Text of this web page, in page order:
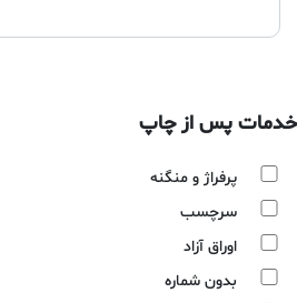
خدمات پس از چاپ
پرفراژ و منگنه
سرچسب
اوراق آزاد
بدون شماره